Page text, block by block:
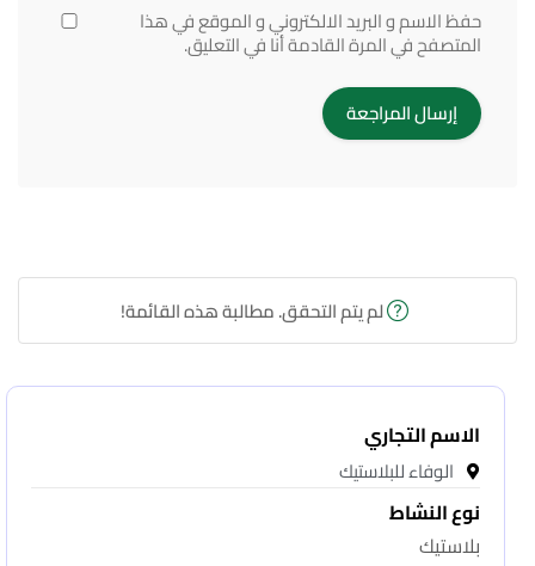
حفظ الاسم و البريد الالكتروني و الموقع في هذا
المتصفح في المرة القادمة أنا في التعليق.
لم يتم التحقق. مطالبة هذه القائمة!
الاسم التجاري
الوفاء للبلاستيك
نوع النشاط
بلاستيك